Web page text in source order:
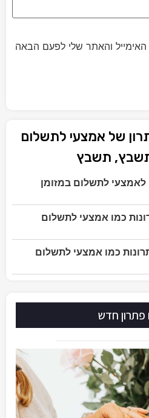
והאתר שלי לפעם הבאה
של אמצעי לתשלום
תשבץ
לאמצעי לתשלום במזומן
כמו אמצעי לתשלום
כמו אמצעי לתשלום
חדש